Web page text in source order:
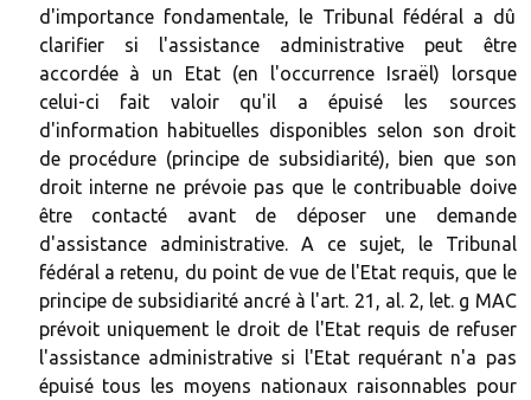
d'importance fondamentale, le Tribunal fédéral a dû
clarifier si l'assistance administrative peut être
accordée à un Etat (en l'occurrence Israël) lorsque
celui-ci fait valoir qu'il a épuisé les sources
d'information habituelles disponibles selon son droit
de procédure (principe de subsidiarité), bien que son
droit interne ne prévoie pas que le contribuable doive
être contacté avant de déposer une demande
d'assistance administrative. A ce sujet, le Tribunal
fédéral a retenu, du point de vue de l'Etat requis, que le
principe de subsidiarité ancré à l'art. 21, al. 2, let. g MAC
prévoit uniquement le droit de l'Etat requis de refuser
l'assistance administrative si l'Etat requérant n'a pas
épuisé tous les moyens nationaux raisonnables pour